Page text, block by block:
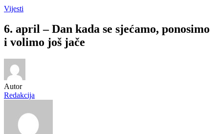
Vijesti
6. april – Dan kada se sjećamo, ponosimo
i volimo još jače
Autor
Redakcija